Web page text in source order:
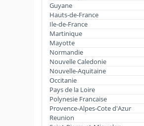
Guyane
Hauts-de-France
Ile-de-France
Martinique
Mayotte
Normandie
Nouvelle Caledonie
Nouvelle-Aquitaine
Occitanie
Pays de la Loire
Polynesie Francaise
Provence-Alpes-Cote d'Azur
Reunion